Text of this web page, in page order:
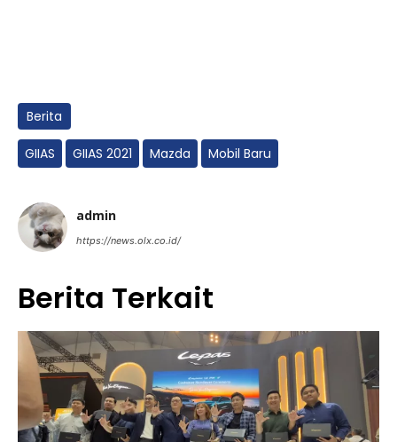
Berita
GIIAS GIIAS 2021 Mazda Mobil Baru
admin
https://news.olx.co.id/
Berita Terkait